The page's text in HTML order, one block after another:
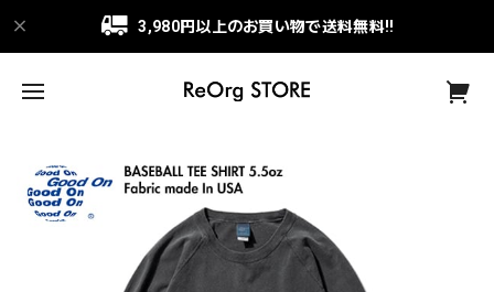
3,980円以上のお買い物で送料無料!!